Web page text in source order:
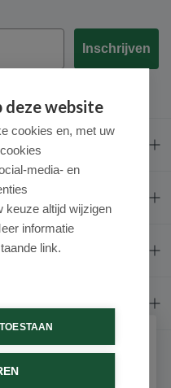
Inschrijven
deze website
cookies en, met uw
media- en
keuze altijd wijzigen
informatie
link.
nieuwsbrief
en persoonlijk